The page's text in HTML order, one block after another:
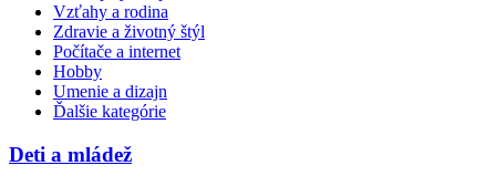
Vzťahy a rodina
Zdravie a životný štýl
Počítače a internet
Hobby
Umenie a dizajn
Ďalšie kategórie
Deti a mládež